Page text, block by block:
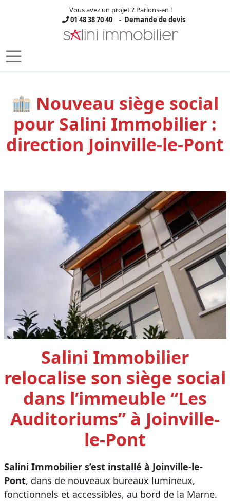
Skip to main content
Vous avez un projet ? Parlons-en !
01 48 38 70 40
- Demande de devis
Nouveau siège social
pour Salini Immobilier :
direction Joinville-le-Pont
Salini Immobilier
relocalise son siège social
dans l’immeuble “Les
Auditoriums” à Joinville-
le-Pont
Salini Immobilier s’est installé à Joinville-le-
Pont, dans de nouveaux bureaux lumineux,
fonctionnels et accessibles, au bord de la Marne.